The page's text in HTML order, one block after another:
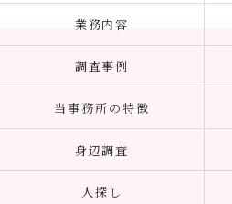
業務内容
調査事例
当事務所の特徴
身辺調査
人探し